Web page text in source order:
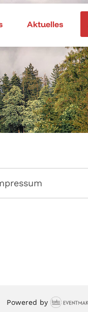
Aktuelles
Powered by